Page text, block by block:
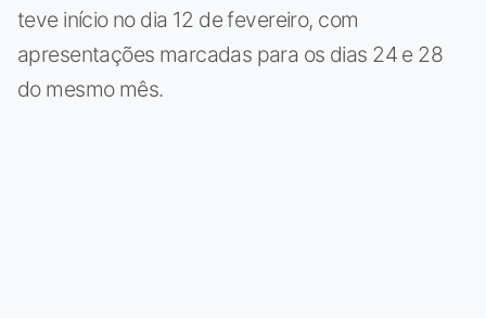
teve início no dia 12 de fevereiro, com
apresentações marcadas para os dias 24 e 28
do mesmo mês.